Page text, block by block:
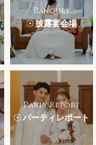
Banquet
披露宴会場
Party Report
パーティレポート